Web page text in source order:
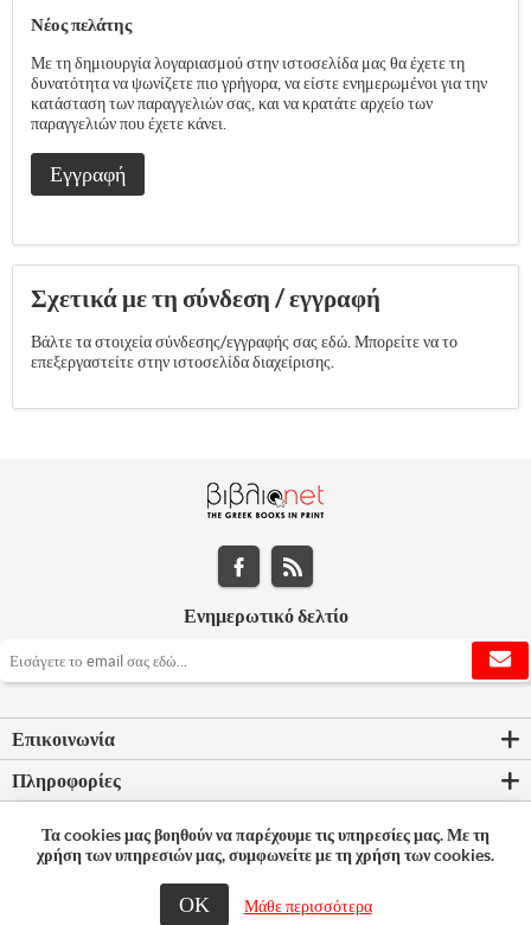
Νέος πελάτης
Με τη δημιουργία λογαριασμού στην ιστοσελίδα μας θα έχετε τη
δυνατότητα να ψωνίζετε πιο γρήγορα, να είστε ενημερωμένοι για την
κατάσταση των παραγγελιών σας, και να κρατάτε αρχείο των
παραγγελιών που έχετε κάνει.
Εγγραφή
Σχετικά με τη σύνδεση / εγγραφή
Βάλτε τα στοιχεία σύνδεσης/εγγραφής σας εδώ. Μπορείτε να το
επεξεργαστείτε στην ιστοσελίδα διαχείρισης.
Ενημερωτικό δελτίο
Επικοινωνία
Πληροφορίες
Ο λογαριασμός μου
© 2026 Bookleader
Τα cookies μας βοηθούν να παρέχουμε τις υπηρεσίες μας. Με τη
χρήση των υπηρεσιών μας, συμφωνείτε με τη χρήση των cookies.
ΟΚ Μάθε περισσότερα